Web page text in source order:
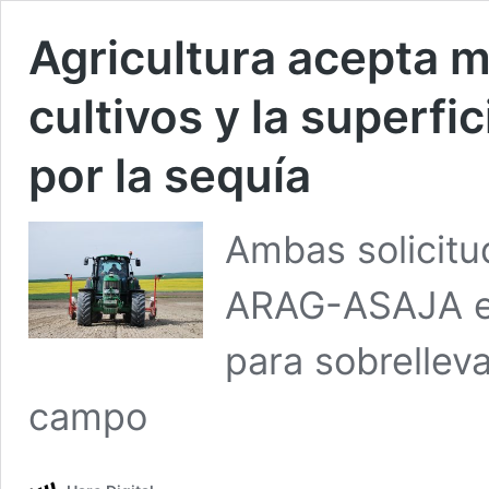
Agricultura acepta
cultivos y la
por la sequía
Ambas
ARAG-ASAJA
para
campo